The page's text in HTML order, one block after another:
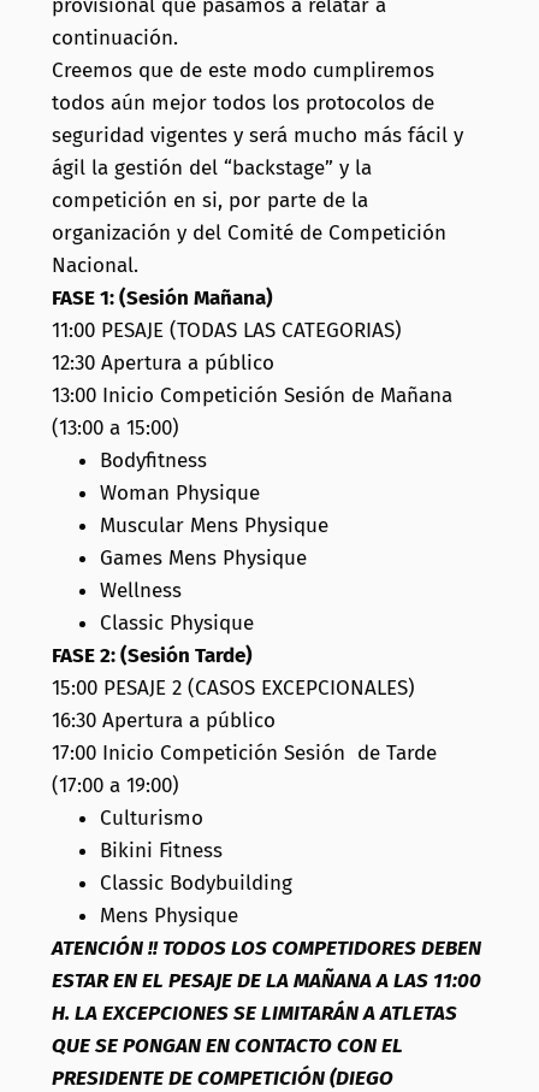
continuación.
Creemos que de este modo cumpliremos
todos aún mejor todos los protocolos de
seguridad vigentes y será mucho más fácil y
ágil la gestión del “backstage” y la
competición en si, por parte de la
organización y del Comité de Competición
Nacional.
FASE 1: (Sesión Mañana)
11:00 PESAJE (TODAS LAS CATEGORIAS)
12:30 Apertura a público
13:00 Inicio Competición Sesión de Mañana
(13:00 a 15:00)
Bodyfitness
Woman Physique
Muscular Mens Physique
Games Mens Physique
Wellness
Classic Physique
FASE 2: (Sesión Tarde)
15:00 PESAJE 2 (CASOS EXCEPCIONALES)
16:30 Apertura a público
17:00 Inicio Competición Sesión de Tarde
(17:00 a 19:00)
Culturismo
Bikini Fitness
Classic Bodybuilding
Mens Physique
ATENCIÓN !! TODOS LOS COMPETIDORES DEBEN
ESTAR EN EL PESAJE DE LA MAÑANA A LAS 11:00
H. LA EXCEPCIONES SE LIMITARÁN A ATLETAS
QUE SE PONGAN EN CONTACTO CON EL
PRESIDENTE DE COMPETICIÓN (DIEGO